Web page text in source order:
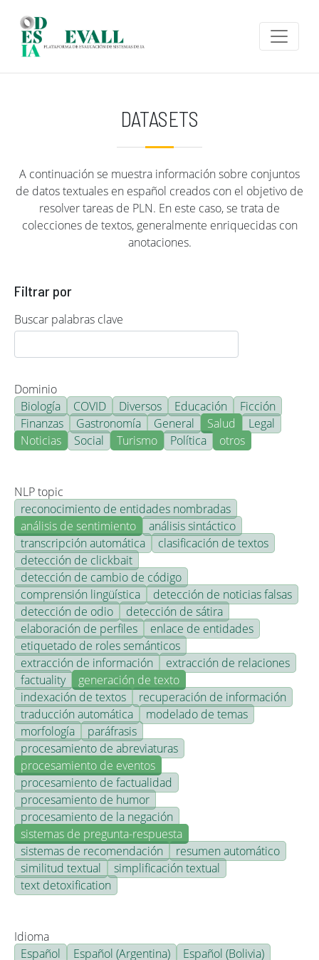
DATASETS
A continuación se muestra información sobre conjuntos
de datos textuales en español creados con el objetivo de
resolver tareas de PLN. En este caso, se trata de
colecciones de textos, generalmente enriquecidas con
anotaciones.
Filtrar por
Buscar palabras clave
Dominio
Biología
COVID Diversos Educación
Ficción
Finanzas
Gastronomía General Salud
Legal
Noticias
Social Turismo Política otros
NLP topic
reconocimiento de entidades nombradas
análisis de sentimiento
análisis sintáctico
transcripción automática
clasificación de textos
detección de clickbait
detección de cambio de código
comprensión lingüística
detección de noticias falsas
detección de odio
detección de sátira
elaboración de perfiles
enlace de entidades
etiquetado de roles semánticos
extracción de información
extracción de relaciones
factuality
generación de texto
indexación de textos
recuperación de información
traducción automática
modelado de temas
morfología
paráfrasis
procesamiento de abreviaturas
procesamiento de eventos
procesamiento de factualidad
procesamiento de humor
procesamiento de la negación
sistemas de pregunta-respuesta
sistemas de recomendación
resumen automático
similitud textual
simplificación textual
text detoxification
Idioma
Español
Español (Argentina)
Español (Bolivia)